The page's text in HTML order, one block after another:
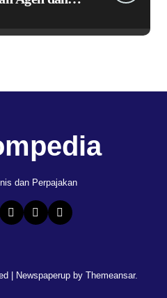
dan Perpajakan
Newspaperupby Themeansar.